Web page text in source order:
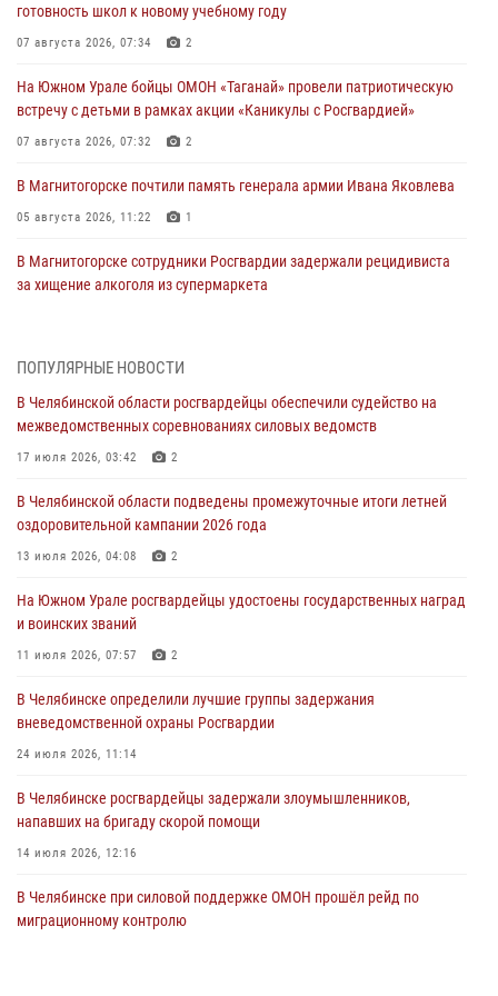
готовность школ к новому учебному году
07 августа 2026, 07:34 2
На Южном Урале бойцы ОМОН «Таганай» провели патриотическую
встречу с детьми в рамках акции «Каникулы с Росгвардией»
07 августа 2026, 07:32 2
В Магнитогорске почтили память генерала армии Ивана Яковлева
05 августа 2026, 11:22 1
В Магнитогорске сотрудники Росгвардии задержали рецидивиста
за хищение алкоголя из супермаркета
На Южном Урале спецназ Росгвардии провел военно-полевые
Росгвардейцы задержали трёх магазинных воров в Челябинске
На Южном Урале сотрудники Росгвардии задержали
подозреваемого в совершении убийства
В Челябинской области росгвардейцами по горячим следам
задержан подозреваемый в грабеже
ПОПУЛЯРНЫЕ НОВОСТИ
В Челябинской области росгвардейцы обеспечили судейство на
межведомственных соревнованиях силовых ведомств
17 июля 2026, 03:42 2
В Челябинской области подведены промежуточные итоги летней
оздоровительной кампании 2026 года
13 июля 2026, 04:08 2
На Южном Урале росгвардейцы удостоены государственных наград
и воинских званий
11 июля 2026, 07:57 2
В Челябинске определили лучшие группы задержания
вневедомственной охраны Росгвардии
24 июля 2026, 11:14
В Челябинске росгвардейцы задержали злоумышленников,
напавших на бригаду скорой помощи
14 июля 2026, 12:16
В Челябинске при силовой поддержке ОМОН прошёл рейд по
миграционному контролю